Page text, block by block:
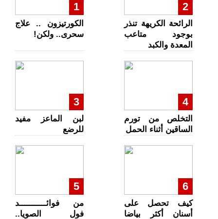
1
الكورتيزون .. علاج
سحرى.. ولكن!
2
الرائحة الكريهة تنذر
بوجود متاعب
المعدة والكبد
3
لبن الماعز مفيد
للرضع
4
التخلص من تورم
الساقين أثناء الحمل
5
من فوائـــــــــــد
فول الصويا..
6
كيف تحصل على
أسنان أكثر بياضا